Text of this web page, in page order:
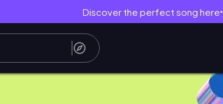
Discover the perfect song here●